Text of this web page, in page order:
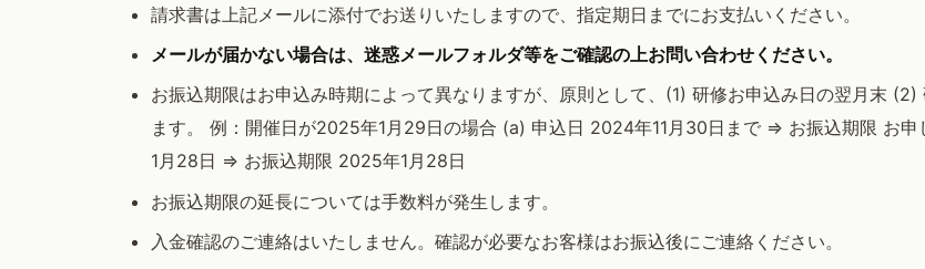
請求書は上記メールに添付でお送りいたしますので、指定期日までにお支払いください。
メールが届かない場合は、迷惑メールフォルダ等をご確認の上お問い合わせください。
お振込期限はお申込み時期によって異なりますが、原則として、(1) 研修お申込み日の翌月末
ます。 例：開催日が2025年1月29日の場合 (a) 申込日 2024年11月30日まで => お振込期限 お
1月28日 => お振込期限 2025年1月28日
お振込期限の延長については手数料が発生します。
入金確認のご連絡はいたしません。確認が必要なお客様はお振込後にご連絡ください。